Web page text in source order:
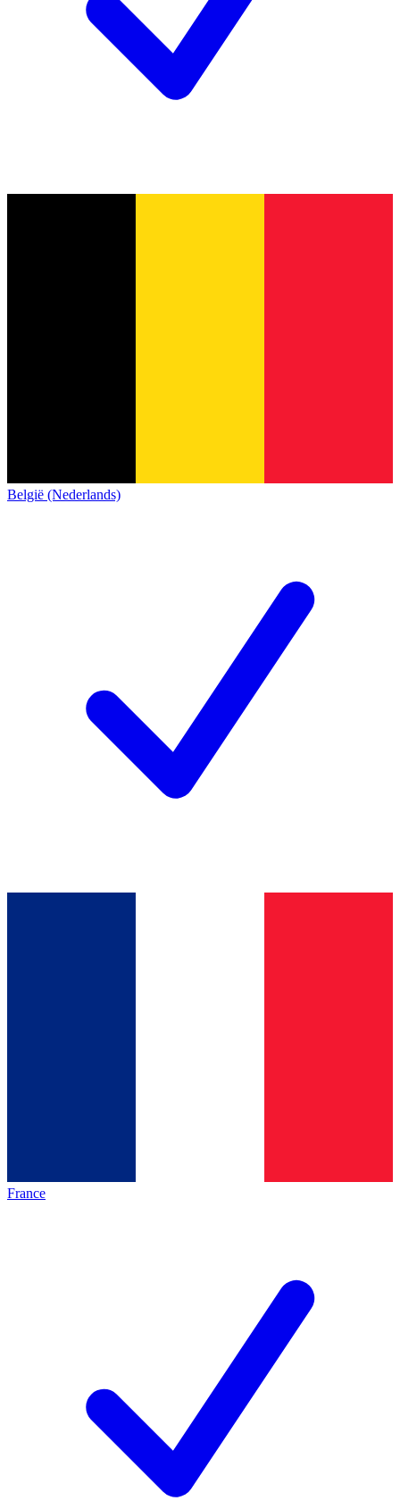
België (Nederlands)
France